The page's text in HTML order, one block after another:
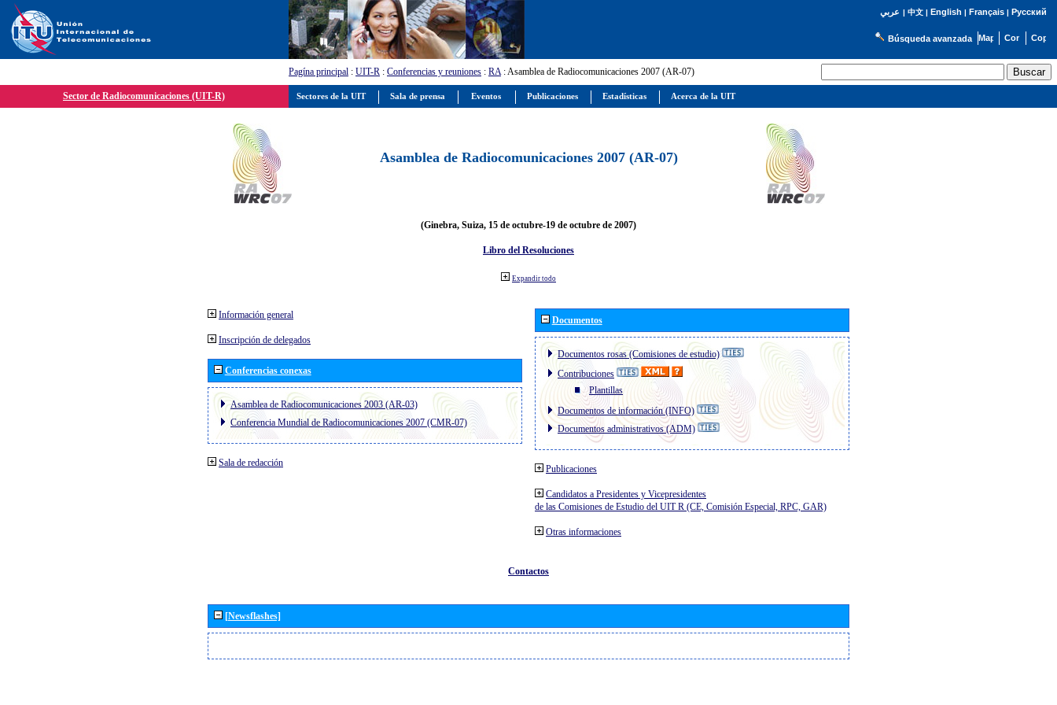
عربي | 中文| English | Français| Русский
Búsqueda avanzada
Pagína principal : UIT-R : Conferencias y reuniones : RA: Asamblea de Radiocomunicaciones 2007 (AR-07)
Sector de Radiocomunicaciones (UIT-R)
Asamblea de Radiocomunicaciones 2007 (AR-07)
(Ginebra, Suiza, 15 de octubre-19 de octubre de 2007)
Libro del Resoluciones
Expandir todo
Información general
Inscripción de delegados
Conferencias conexas
Asamblea de Radiocomunicaciones 2003 (AR-03)
Conferencia Mundial de Radiocomunicaciones 2007 (CMR-07)
Sala de redacción
Documentos
Documentos rosas (Comisiones de estudio)
Contribuciones
Plantillas
Documentos de información (INFO)
Documentos administrativos (ADM)
Publicaciones
Candidatos a Presidentes y Vicepresidentes
de las Comisiones de Estudio del UIT R (CE, Comisión Especial, RPC, GAR)
Otras informaciones
Contactos
[Newsflashes]
Sectores de la UIT Sala de prensa Eventos Publicaciones Estadísticas Acerca de la UIT